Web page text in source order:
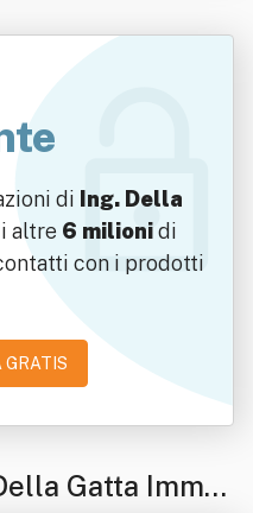
di Ing. Della
altre 6 milionidi
con i prodotti
GRATIS
Gatta Immo